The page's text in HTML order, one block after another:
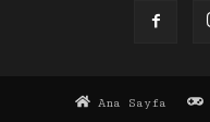
Ana Sayfa